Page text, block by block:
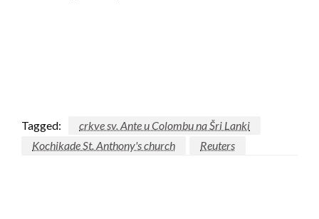
Tagged:
crkve sv. Ante u Colombu na Šri Lanki
Kochikade St. Anthony's church
Reuters